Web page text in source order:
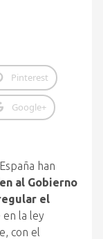
Pinterest
Google+
han
al Gobierno
el
en la ley
con el